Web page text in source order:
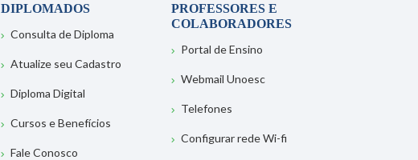
DIPLOMADOS
Consulta de Diploma
Atualize seu Cadastro
Diploma Digital
Cursos e Benefícios
Fale Conosco
PROFESSORES E
COLABORADORES
Portal de Ensino
Webmail Unoesc
Telefones
Configurar rede Wi-fi